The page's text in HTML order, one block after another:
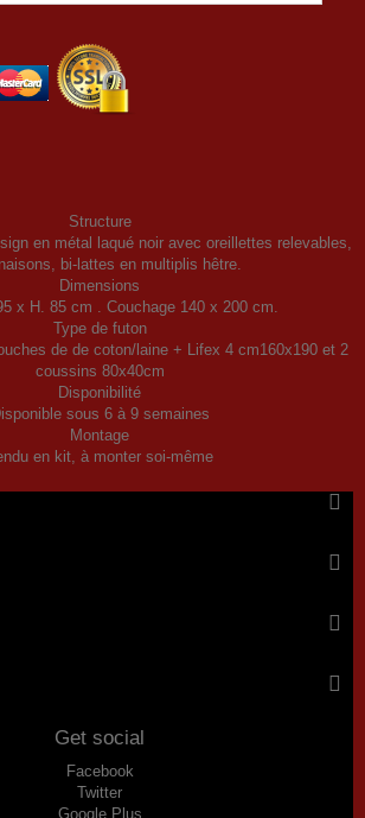
Structure
en métal laqué noir avec oreillettes relevables,
bi-lattes en multiplis hêtre.
Dimensions
x H. 85 cm . Couchage 140 x 200 cm.
Type de futon
de de coton/laine + Lifex 4 cm160x190 et 2
coussins 80x40cm
Disponibilité
sous 6 à 9 semaines
Montage
en kit, à monter soi-même
Get social
Facebook
Twitter
Google Plus